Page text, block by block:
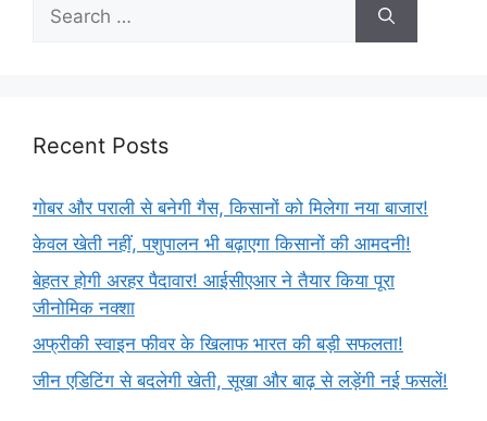
Recent Posts
गोबर और पराली से बनेगी गैस, किसानों को मिलेगा नया बाजार!
केवल खेती नहीं, पशुपालन भी बढ़ाएगा किसानों की आमदनी!
बेहतर होगी अरहर पैदावार! आईसीएआर ने तैयार किया पूरा
जीनोमिक नक्शा
अफ्रीकी स्वाइन फीवर के खिलाफ भारत की बड़ी सफलता!
जीन एडिटिंग से बदलेगी खेती, सूखा और बाढ़ से लड़ेंगी नई फसलें!